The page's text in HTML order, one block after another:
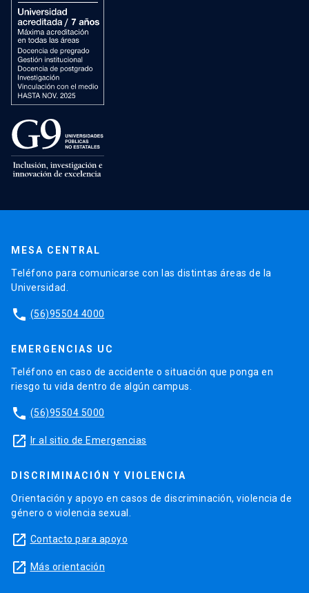
MESA CENTRAL
Teléfono para comunicarse con las distintas áreas de la
Universidad.
phone (56)95504 4000
EMERGENCIAS UC
Teléfono en caso de accidente o situación que ponga en
riesgo tu vida dentro de algún campus.
phone (56)95504 5000
launch Ir al sitio de Emergencias
DISCRIMINACIÓN Y VIOLENCIA
Orientación y apoyo en casos de discriminación, violencia de
género o violencia sexual.
launch Contacto para apoyo
launch Más orientación